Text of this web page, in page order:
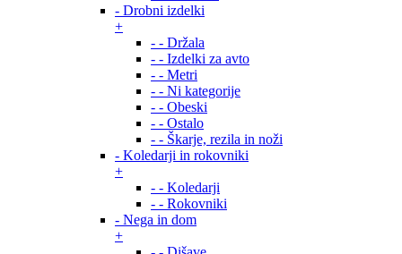
- Drobni izdelki
+
- - Držala
- - Izdelki za avto
- - Metri
- - Ni kategorije
- - Obeski
- - Ostalo
- - Škarje, rezila in noži
- Koledarji in rokovniki
+
- - Koledarji
- - Rokovniki
- Nega in dom
+